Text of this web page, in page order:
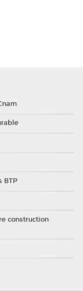
BTP
construction